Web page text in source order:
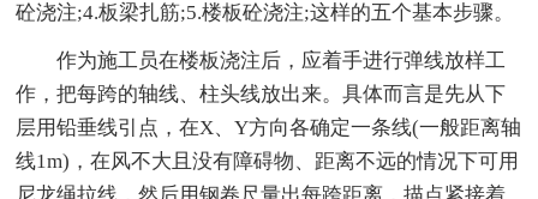
砼浇注;4.板梁扎筋;5.楼板砼浇注;这样的五个基本步骤。
作为施工员在楼板浇注后，应着手进行弹线放样工
作，把每跨的轴线、柱头线放出来。具体而言是先从下
层用铅垂线引点，在X、Y方向各确定一条线(一般距离轴
线1m)，在风不大且没有障碍物、距离不远的情况下可用